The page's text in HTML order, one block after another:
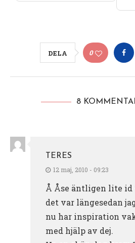
DELA 0
8
TERES
12 maj, 2010 - 09:23
Å Åse äntligen lite id
det var längesedan
nu har inspiration
med hjälp av dej.